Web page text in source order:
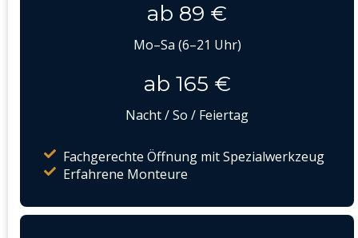
ab 89 €
Mo–Sa (6–21 Uhr)
ab 165 €
Nacht / So / Feiertag
Fachgerechte Öffnung mit Spezialwerkzeug
Erfahrene Monteure